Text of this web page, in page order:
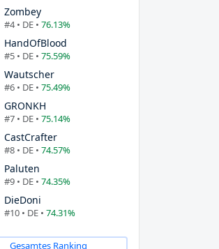
Zombey
#4 • DE • 76.13%
HandOfBlood
#5 • DE • 75.59%
Wautscher
#6 • DE • 75.49%
GRONKH
#7 • DE • 75.14%
CastCrafter
#8 • DE • 74.57%
Paluten
#9 • DE • 74.35%
DieDoni
#10 • DE • 74.31%
Gesamtes Ranking